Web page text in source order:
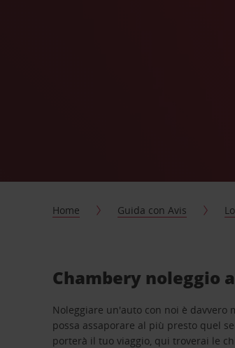
Home Guida con Avis
Chambery noleggio
Noleggiare un'auto con noi è davvero
possa assaporare al più presto quel
porterà il tuo viaggio, qui troverai le